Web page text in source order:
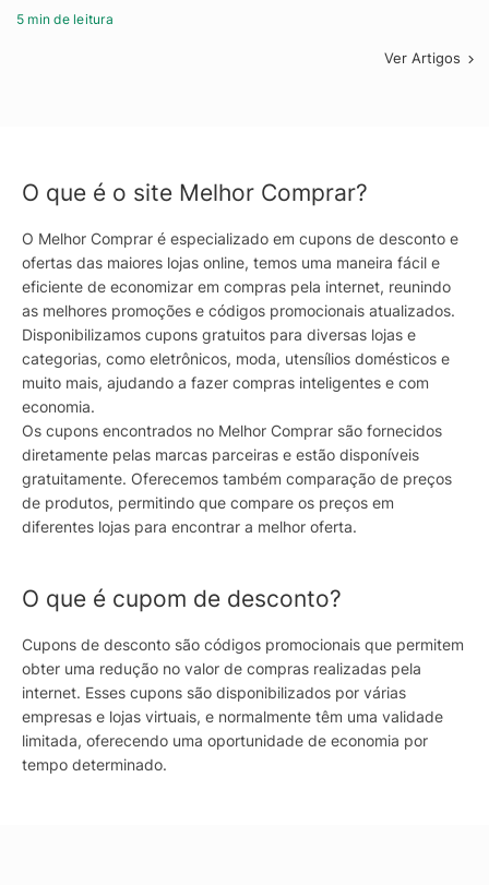
5 min de leitura
Ver Artigos
O que é o site Melhor Comprar?
O Melhor Comprar é especializado em cupons de desconto e
ofertas das maiores lojas online, temos uma maneira fácil e
eficiente de economizar em compras pela internet, reunindo
as melhores promoções e códigos promocionais atualizados.
Disponibilizamos cupons gratuitos para diversas lojas e
categorias, como eletrônicos, moda, utensílios domésticos e
muito mais, ajudando a fazer compras inteligentes e com
economia.
Os cupons encontrados no Melhor Comprar são fornecidos
diretamente pelas marcas parceiras e estão disponíveis
gratuitamente. Oferecemos também comparação de preços
de produtos, permitindo que compare os preços em
diferentes lojas para encontrar a melhor oferta.
O que é cupom de desconto?
Cupons de desconto são códigos promocionais que permitem
obter uma redução no valor de compras realizadas pela
internet. Esses cupons são disponibilizados por várias
empresas e lojas virtuais, e normalmente têm uma validade
limitada, oferecendo uma oportunidade de economia por
tempo determinado.